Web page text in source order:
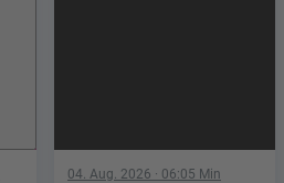
04. Aug. 2026 · 06:05 Min